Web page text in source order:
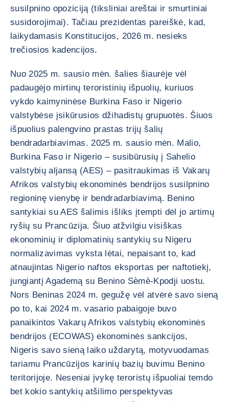
susilpnino opoziciją (tiksliniai areštai ir smurtiniai
susidorojimai). Tačiau prezidentas pareiškė, kad,
laikydamasis Konstitucijos, 2026 m. nesieks
trečiosios kadencijos.
Nuo 2025 m. sausio mėn. šalies šiaurėje vėl
padaugėjo mirtinų teroristinių išpuolių, kuriuos
vykdo kaimyninėse Burkina Faso ir Nigerio
valstybėse įsikūrusios džihadistų grupuotės. Šiuos
išpuolius palengvino prastas trijų šalių
bendradarbiavimas. 2025 m. sausio mėn. Malio,
Burkina Faso ir Nigerio – susibūrusių į Sahelio
valstybių aljansą (AES) – pasitraukimas iš Vakarų
Afrikos valstybių ekonominės bendrijos susilpnino
regioninę vienybę ir bendradarbiavimą. Benino
santykiai su AES šalimis išliks įtempti dėl jo artimų
ryšių su Prancūzija. Šiuo atžvilgiu visiškas
ekonominių ir diplomatinių santykių su Nigeru
normalizavimas vyksta lėtai, nepaisant to, kad
atnaujintas Nigerio naftos eksportas per naftotiekį,
jungiantį Agademą su Benino Sèmè-Kpodji uostu.
Nors Beninas 2024 m. gegužę vėl atvėrė savo sieną
po to, kai 2024 m. vasario pabaigoje buvo
panaikintos Vakarų Afrikos valstybių ekonominės
bendrijos (ECOWAS) ekonominės sankcijos,
Nigeris savo sieną laiko uždarytą, motyvuodamas
tariamu Prancūzijos karinių bazių buvimu Benino
teritorijoje. Neseniai įvykę teroristų išpuoliai temdo
bet kokio santykių atšilimo perspektyvas